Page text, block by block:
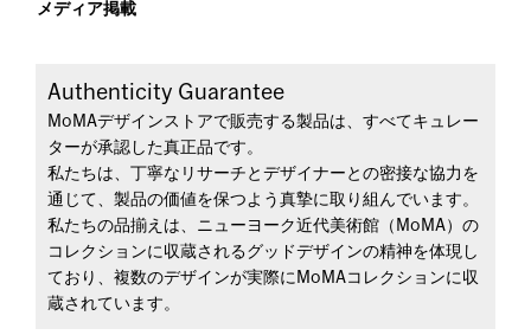
メディア掲載
Authenticity Guarantee
MoMAデザインストアで販売する製品は、すべてキュレー
ターが承認した真正品です。
私たちは、丁寧なリサーチとデザイナーとの密接な協力を
通じて、製品の価値を保つよう真摯に取り組んでいます。
私たちの品揃えは、ニューヨーク近代美術館（MoMA）の
コレクションに収蔵されるグッドデザインの精神を体現し
ており、複数のデザインが実際にMoMAコレクションに収
蔵されています。